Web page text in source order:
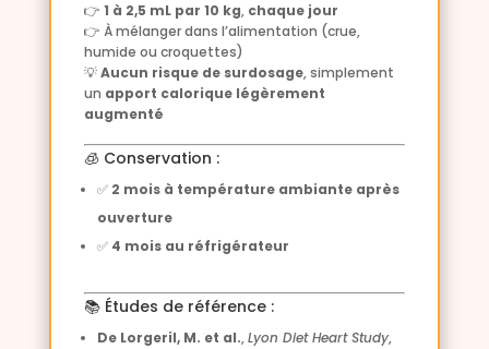
👉 1 à 2,5 mL par 10 kg, chaque jour
👉 À mélanger dans l’alimentation (crue,
humide ou croquettes)
💡Aucun risque de surdosage, simplement
un apport calorique légèrement
augmenté
🧊 Conservation :
✅ 2 mois à température ambiante après
ouverture
✅ 4 mois au réfrigérateur
📚 Études de référence :
De Lorgeril, M. et al.,Lyon Diet Heart Study,